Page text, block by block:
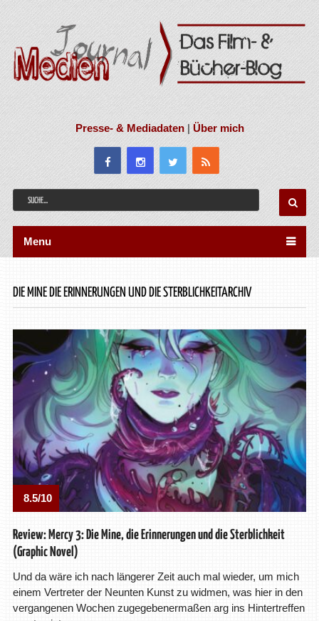
Presse- & Mediadaten|Über mich
Menu
DIE MINE DIE ERINNERUNGEN UND DIE STERBLICHKEITARCHIV
8.5/10
Review: Mercy 3: Die Mine, die Erinnerungen und die Sterblichkeit
(Graphic Novel)
Und da wäre ich nach längerer Zeit auch mal wieder, um mich
einem Vertreter der Neunten Kunst zu widmen, was hier in den
vergangenen Wochen zugegebenermaßen arg ins Hintertreffen